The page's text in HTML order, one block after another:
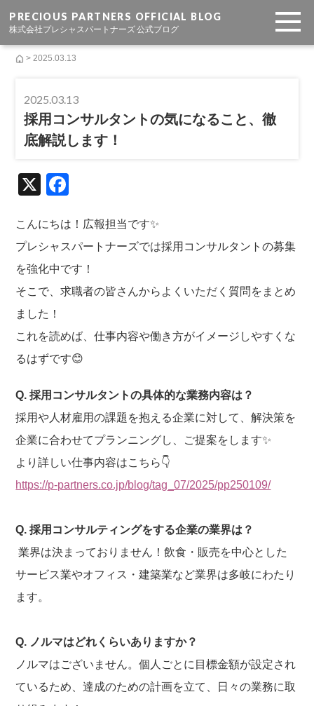
PRECIOUS PARTNERS OFFICIAL BLOG
株式会社プレシャスパートナーズ 公式ブログ
> 2025.03.13
2025.03.13
採用コンサルタントの気になること、徹
底解説します！
X
c
e
b
o
k
こんにちは！広報担当です✨
プレシャスパートナーズでは採用コンサルタントの募集
を強化中です！
そこで、求職者の皆さんからよくいただく質問をまとめ
ました！
これを読めば、仕事内容や働き方がイメージしやすくな
るはずです😊
Q. 採用コンサルタントの具体的な業務内容は？
採用や人材雇用の課題を抱える企業に対して、解決策を
企業に合わせてプランニングし、ご提案をします✨
より詳しい仕事内容はこちら👇
https://p-partners.co.jp/blog/tag_07/2025/pp250109/
Q. 採用コンサルティングをする企業の業界は？
業界は決まっておりません！飲食・販売を中心とした
サービス業やオフィス・建築業など業界は多岐にわたり
ます。
Q. ノルマはどれくらいありますか？
ノルマはございません。個人ごとに目標金額が設定され
ているため、達成のための計画を立て、日々の業務に取